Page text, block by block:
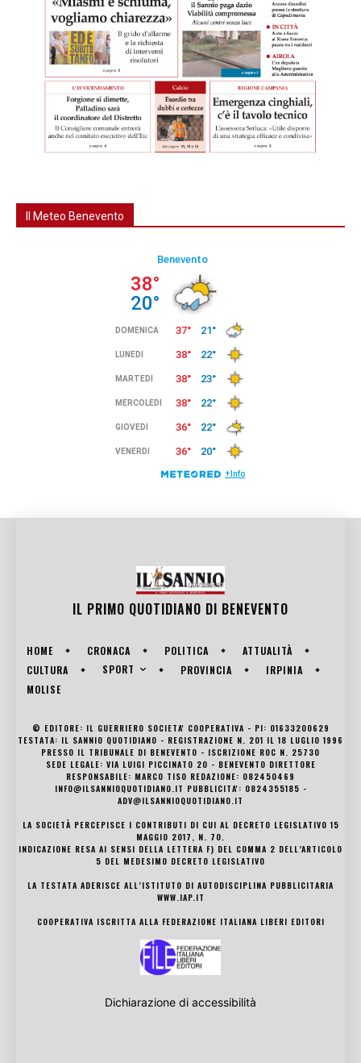
Il Meteo Benevento
IL PRIMO QUOTIDIANO DI BENEVENTO
HOME CRONACA POLITICA
ATTUALITÀ
CULTURA
SPORT PROVINCIA
IRPINIA
MOLISE
© EDITORE: IL GUERRIERO SOCIETA' COOPERATIVA - PI: 01633200629
TESTATA: IL SANNIO QUOTIDIANO - REGISTRAZIONE N. 201 IL 18 LUGLIO 1996
PRESSO IL TRIBUNALE DI BENEVENTO - ISCRIZIONE ROC N. 25730
SEDE LEGALE: VIA LUIGI PICCINATO 20 - BENEVENTO DIRETTORE
RESPONSABILE: MARCO TISO REDAZIONE: 082450469
INFO@ILSANNIOQUOTIDIANO.IT PUBBLICITA': 0824355185 -
ADV@ILSANNIOQUOTIDIANO.IT
LA SOCIETÀ PERCEPISCE I CONTRIBUTI DI CUI AL DECRETO LEGISLATIVO 15
MAGGIO 2017, N. 70.
INDICAZIONE RESA AI SENSI DELLA LETTERA F) DEL COMMA 2 DELL’ARTICOLO
5 DEL MEDESIMO DECRETO LEGISLATIVO
LA TESTATA ADERISCE ALL’ISTITUTO DI AUTODISCIPLINA PUBBLICITARIA
WWW.IAP.IT
COOPERATIVA ISCRITTA ALLA FEDERAZIONE ITALIANA LIBERI EDITORI
Dichiarazione di accessibilità